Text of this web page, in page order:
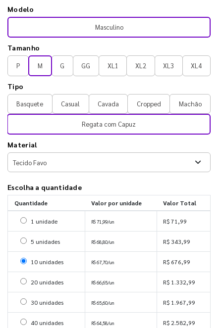
Modelo
Masculino
Tamanho
P M G GG XL1 XL2 XL3 XL4
Tipo
Basquete Casual Cavada Cropped Machão
Regata com Capuz
Material
Escolha a quantidade
Quantidade Valor por unidade Valor Total
Selecionar 1 unidade
1 unidade R$ 71,99/un R$ 71,99
Selecionar 5 unidades
5 unidades R$ 68,80/un R$ 343,99
Selecionar 10 unidades
10 unidades R$ 67,70/un R$ 676,99
Selecionar 20 unidades
20 unidades R$ 66,65/un R$ 1.332,99
Selecionar 30 unidades
30 unidades R$ 65,60/un R$ 1.967,99
Selecionar 40 unidades
40 unidades R$ 64,58/un R$ 2.582,99